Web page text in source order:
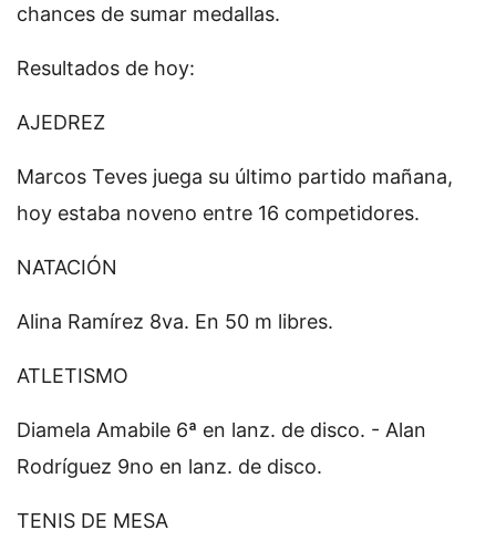
chances de sumar medallas.
Resultados de hoy:
AJEDREZ
Marcos Teves juega su último partido mañana,
hoy estaba noveno entre 16 competidores.
NATACIÓN
Alina Ramírez 8va. En 50 m libres.
ATLETISMO
Diamela Amabile 6ª en lanz. de disco. - Alan
Rodríguez 9no en lanz. de disco.
TENIS DE MESA